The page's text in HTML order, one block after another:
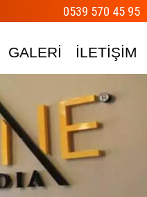
0539 570 45 95
GALERİ İLETİŞİM